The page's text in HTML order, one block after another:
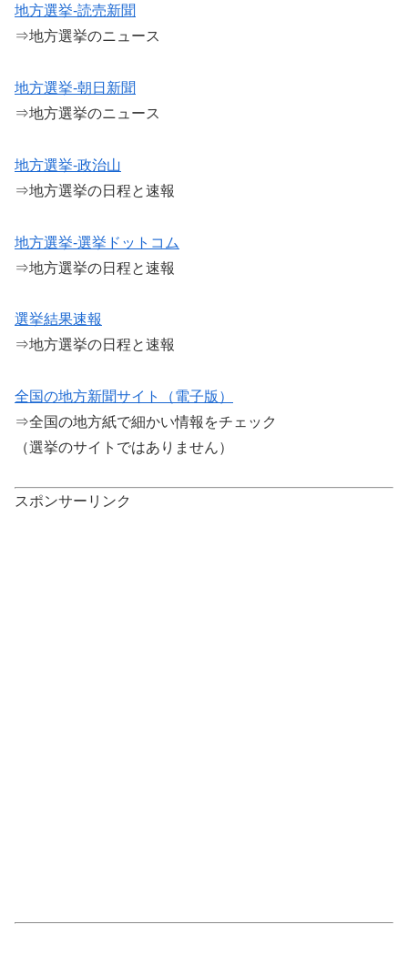
地方選挙-読売新聞
⇒地方選挙のニュース
地方選挙-朝日新聞
⇒地方選挙のニュース
地方選挙-政治山
⇒地方選挙の日程と速報
地方選挙-選挙ドットコム
⇒地方選挙の日程と速報
選挙結果速報
⇒地方選挙の日程と速報
全国の地方新聞サイト（電子版）
⇒全国の地方紙で細かい情報をチェック
（選挙のサイトではありません）
スポンサーリンク